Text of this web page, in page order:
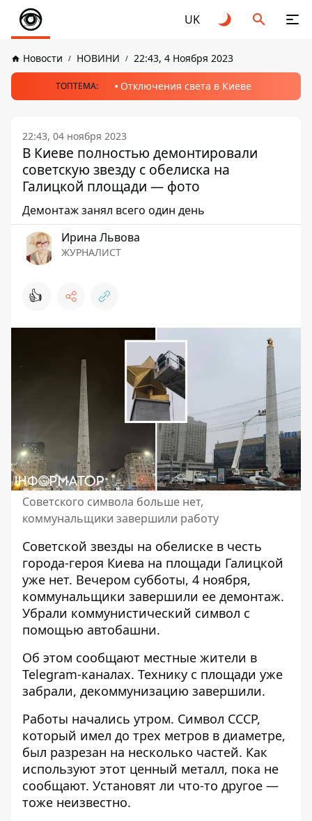
UK
Новости НОВИНИ 22:43, 4 Ноября 2023
ТОПТЕМА: Отключения света в Киеве
22:43, 04 ноября 2023
В Киеве полностью демонтировали
советскую звезду с обелиска на
Галицкой площади — фото
Демонтаж занял всего один день
Ирина Львова
ЖУРНАЛИСТ
👍
Советского символа больше нет,
коммунальщики завершили работу
Советской звезды на обелиске в честь
города-героя Киева на площади Галицкой
уже нет. Вечером субботы, 4 ноября,
коммунальщики завершили ее демонтаж.
Убрали коммунистический символ с
помощью автобашни.
Об этом сообщают местные жители в
Telegram-каналах. Технику с площади уже
забрали, декоммунизацию завершили.
Работы начались утром. Символ СССР,
который имел до трех метров в диаметре,
был разрезан на несколько частей. Как
используют этот ценный металл, пока не
сообщают. Установят ли что-то другое —
тоже неизвестно.